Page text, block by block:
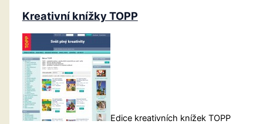
Kreativní knížky TOPP
Edice kreativních knížek TOPP